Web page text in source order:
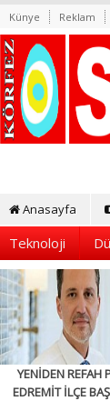
Künye Reklam
Anasayfa
Teknoloji
YENİDEN REFAH
EDREMİT İLÇE